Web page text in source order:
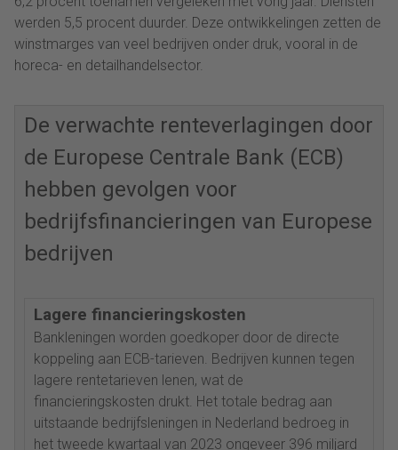
werden 5,5 procent duurder. Deze ontwikkelingen zetten de
winstmarges van veel bedrijven onder druk, vooral in de
horeca- en detailhandelsector.
De verwachte renteverlagingen door
de Europese Centrale Bank (ECB)
hebben gevolgen voor
bedrijfsfinancieringen van Europese
bedrijven
Lagere financieringskosten
Bankleningen worden goedkoper door de directe
koppeling aan ECB-tarieven. Bedrijven kunnen tegen
lagere rentetarieven lenen, wat de
financieringskosten drukt. Het totale bedrag aan
uitstaande bedrijfsleningen in Nederland bedroeg in
het tweede kwartaal van 2023 ongeveer 396 miljard